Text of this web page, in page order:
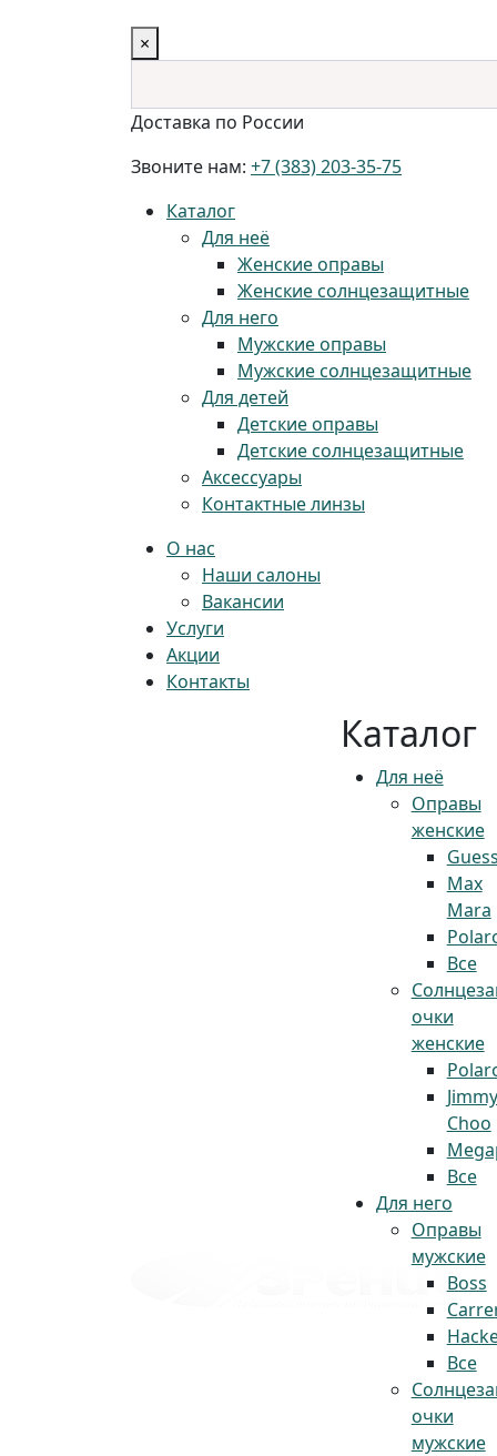
×
Доставка по России
Звоните нам: +7 (383) 203-35-75
Каталог
Для неё
Женские оправы
Женские солнцезащитные
Для него
Мужские оправы
Мужские солнцезащитные
Для детей
Детские оправы
Детские солнцезащитные
Аксессуары
Контактные линзы
О нас
Наши салоны
Вакансии
Услуги
Акции
Контакты
Каталог
Для неё
Оправы
женские
Guess
Max
Mara
Все
очки
женские
Jimmy
Choo
Все
Для него
Оправы
мужские
Boss
Все
очки
мужские